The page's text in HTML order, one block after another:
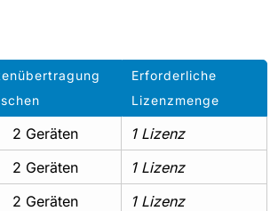
Erforderliche
Lizenzmenge
2 Geräten
1 Lizenz
2 Geräten
1 Lizenz
2 Geräten
1 Lizenz